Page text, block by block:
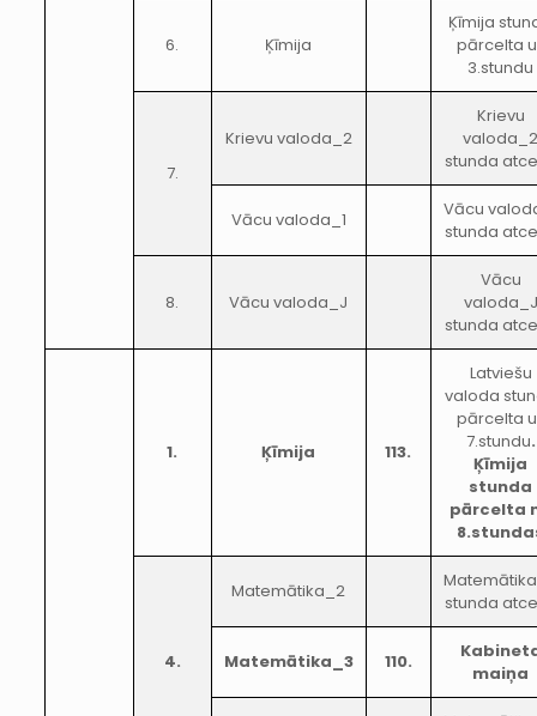
6. Ķīmija
Ķīmija
pārcelta
3.stundu
7.
Krievu valoda_2
Krievu
stunda
Vācu valoda_1
Vācu
stunda
8. Vācu valoda_J
Vācu
valoda_J
stunda
1. Ķīmija 113.
Latviešu
valoda
pārcelta
7.stundu.
Ķīmija
stunda
pārcelta
4.
Matemātika_2
stunda
Matemātika_3 110.
maiņa